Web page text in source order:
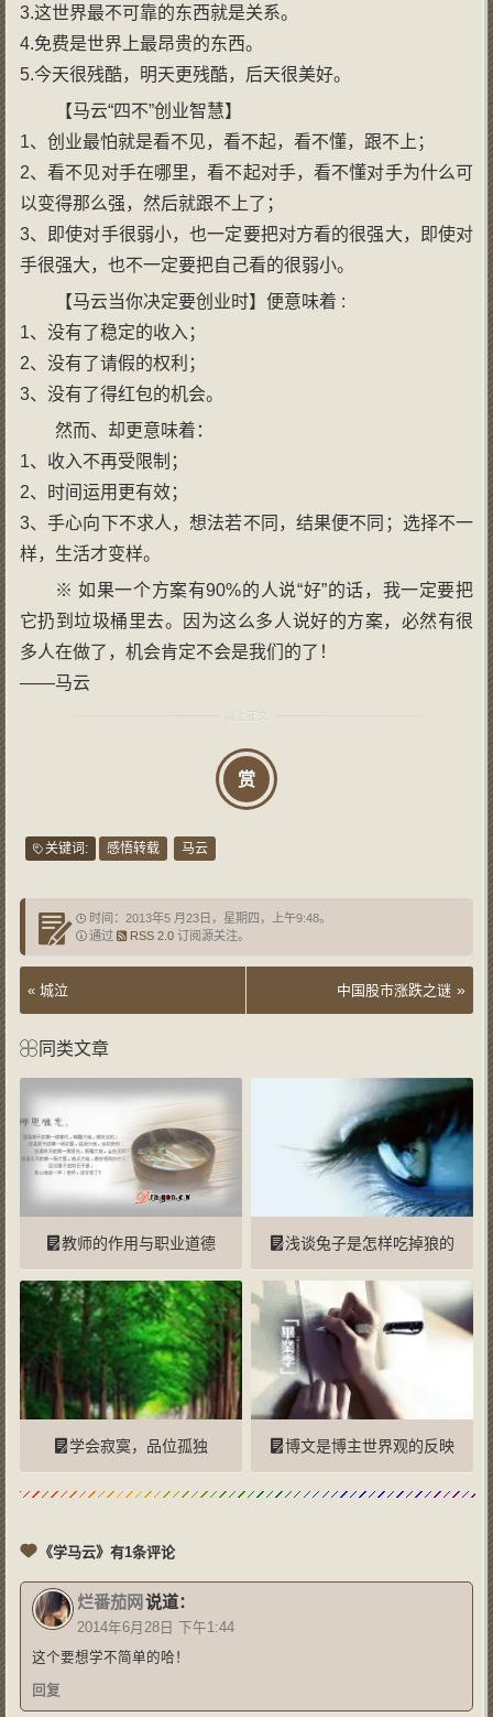
3.这世界最不可靠的东西就是关系。
4.免费是世界上最昂贵的东西。
5.今天很残酷，明天更残酷，后天很美好。
【马云“四不”创业智慧】
1、创业最怕就是看不见，看不起，看不懂，跟不上；
2、看不见对手在哪里，看不起对手，看不懂对手为什么可
以变得那么强，然后就跟不上了；
3、即使对手很弱小，也一定要把对方看的很强大，即使对
手很强大，也不一定要把自己看的很弱小。
【马云当你决定要创业时】便意味着 :
1、没有了稳定的收入；
2、没有了请假的权利；
3、没有了得红包的机会。
然而、却更意味着：
1、收入不再受限制；
2、时间运用更有效；
3、手心向下不求人，想法若不同，结果便不同；选择不一
样，生活才变样。
※ 如果一个方案有90%的人说“好”的话，我一定要把
它扔到垃圾桶里去。因为这么多人说好的方案，必然有很
多人在做了，机会肯定不会是我们的了！
——马云
赏
关键词: 感悟转载 马云
时间：2013年5 月23日，星期四，上午9:48。
通过
RSS 2.0订阅源关注。
« 城泣 中国股市涨跌之谜 »
《学马云》有1条评论
烂番茄网 说道：
2014年6月28日 下午1:44
这个要想学不简单的哈！
回复
同类文章
教师的作用与职业道德 浅谈兔子是怎样吃掉狼的
学会寂寞，品位孤独 博文是博主世界观的反映